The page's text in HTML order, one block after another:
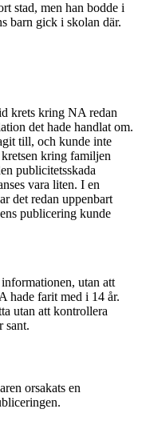
stad, men han bodde i
barn gick i skolan där.
krets kring NA redan
det hade handlat om.
till, och kunde inte
kring familjen
publicitetsskada
vara liten. I en
det redan uppenbart
publicering kunde
utan att
hade farit med i 14 år.
utan att kontrollera
sant.
orsakats en